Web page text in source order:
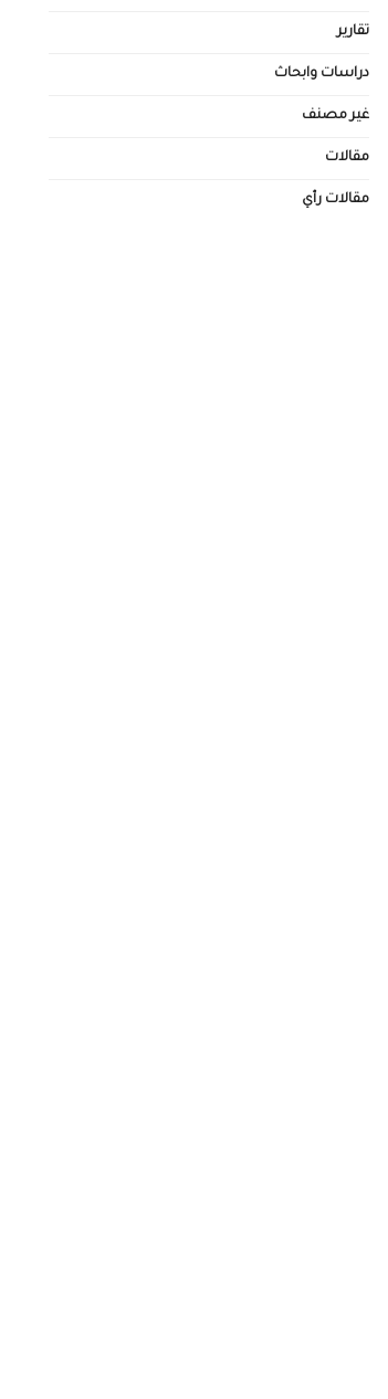
تقارير
دراسات وابحاث
غير مصنف
مقالات
مقالات رأي